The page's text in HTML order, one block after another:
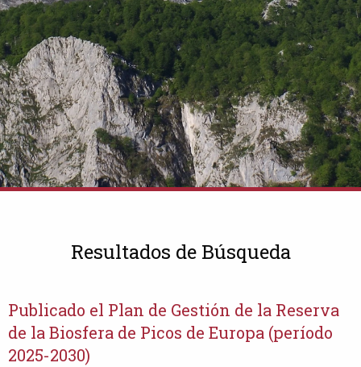
Resultados de Búsqueda
Publicado el Plan de Gestión de la Reserva
de la Biosfera de Picos de Europa (período
2025-2030)